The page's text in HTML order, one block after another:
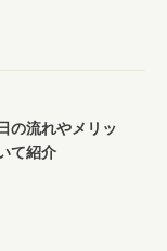
の流れやメリッ
て紹介